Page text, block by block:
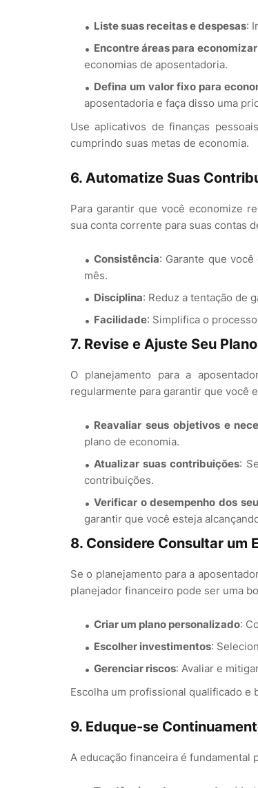
Liste suas receitas e despesas:
Encontre áreas para economizar
economias de aposentadoria.
Defina um valor fixo para
aposentadoria e faça disso uma
Use aplicativos de finanças
cumprindo suas metas de economia.
6. Automatize Suas
Para garantir que você economize
sua conta corrente para suas contas
Consistência: Garante que
mês.
Disciplina: Reduz a tentação de
Facilidade: Simplifica o
7. Revise e Ajuste Seu
O planejamento para a
regularmente para garantir que você
Reavaliar seus objetivos e
plano de economia.
Atualizar suas contribuições:
contribuições.
Verificar o desempenho dos
garantir que você esteja
8. Considere Consultar um
Se o planejamento para a
planejador financeiro pode ser uma
Criar um plano personalizado:
Escolher investimentos:
Gerenciar riscos: Avaliar e
Escolha um profissional qualificado e
9. Eduque-se
A educação financeira é fundamental